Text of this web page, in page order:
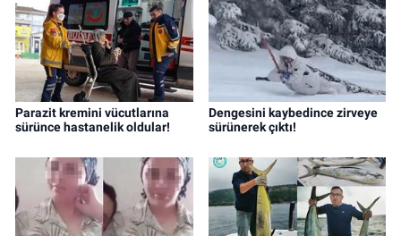
Parazit kremini vücutlarına
sürünce hastanelik oldular!
Dengesini kaybedince zirveye
sürünerek çıktı!